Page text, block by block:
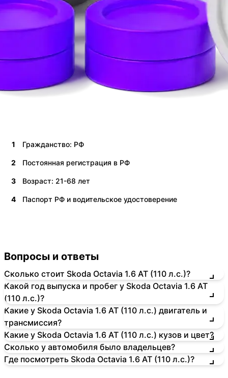
1 Гражданство: РФ
2 Постоянная регистрация в РФ
3 Возраст: 21-68 лет
4 Паспорт РФ и водительское удостоверение
Вопросы и ответы
Сколько стоит Skoda Octavia 1.6 AT (110 л.с.)?
Какой год выпуска и пробег у Skoda Octavia 1.6 AT
(110 л.с.)?
Какие у Skoda Octavia 1.6 AT (110 л.с.) двигатель и
трансмиссия?
Какие у Skoda Octavia 1.6 AT (110 л.с.) кузов и цвет?
Сколько у автомобиля было владельцев?
Где посмотреть Skoda Octavia 1.6 AT (110 л.с.)?